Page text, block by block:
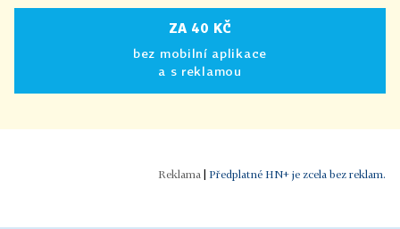
ZA 40 KČ
bez mobilní aplikace
a s reklamou
Předplatné HN+ je zcela bez reklam.